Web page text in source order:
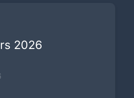
2026